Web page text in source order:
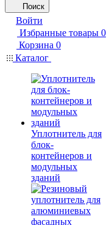
Поиск
Войти
Избранные товары 0
Корзина 0
Каталог
Уплотнитель для
блок-
контейнеров и
модульных
зданий